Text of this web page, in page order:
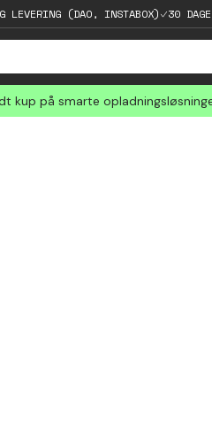
LEVERING (DAO, INSTABOX) 30
kup på smarte